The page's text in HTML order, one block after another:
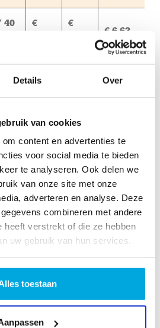
Details Over
van cookies
content en advertenties te
voor social media te bieden
te analyseren. Ook delen we
van onze site met onze
adverteren en analyse. Deze
combineren met andere
heeft verstrekt of die ze hebben
uw gebruik van hun services.
toestaan
40
€
€
€ 6,63
40
€
€ 6,99
40
€
80,00
€
87,87
€ 7,87
/
69,00
€
76,13
€ 7,13
/
€
€
€ 7,50
/
87,50
95,87
€ 8,37